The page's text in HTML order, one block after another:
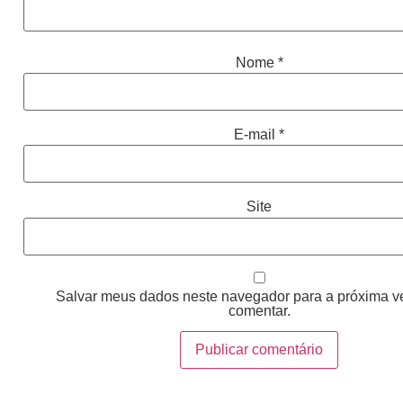
Nome *
E-mail*
Site
Salvar meus dados neste navegador para a próxima
comentar.